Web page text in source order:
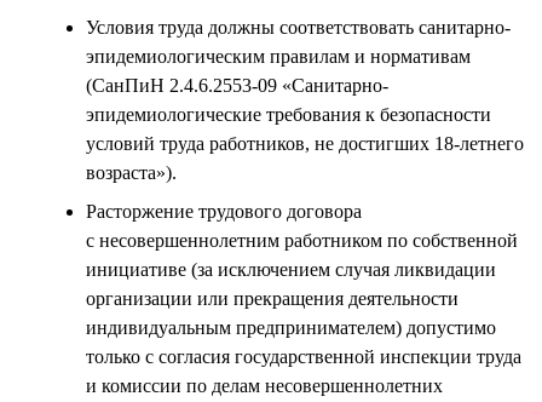
Условия труда должны соответствовать санитарно-
эпидемиологическим правилам и нормативам
(СанПиН 2.4.6.2553-09 «Санитарно-
эпидемиологические требования к безопасности
условий труда работников, не достигших 18-летнего
возраста»).
Расторжение трудового договора
с несовершеннолетним работником по собственной
инициативе (за исключением случая ликвидации
организации или прекращения деятельности
индивидуальным предпринимателем) допустимо
только с согласия государственной инспекции труда
и комиссии по делам несовершеннолетних